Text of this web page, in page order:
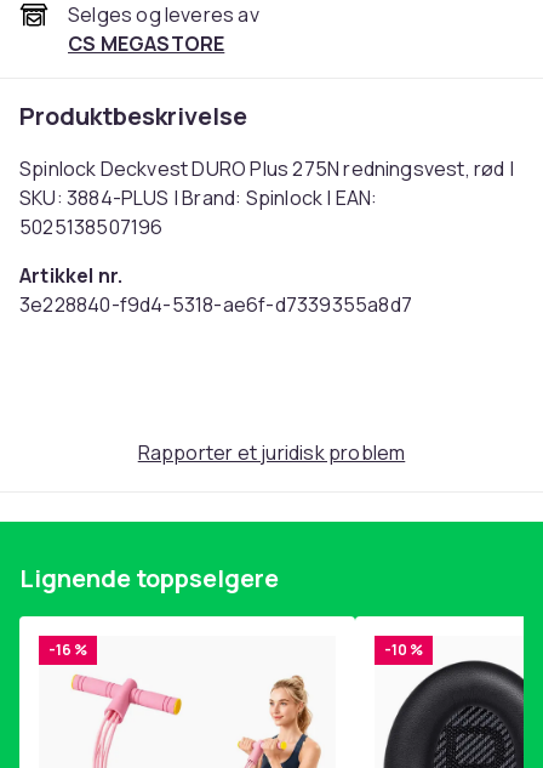
Selges og leveres av
CS MEGASTORE
Produktbeskrivelse
Spinlock Deckvest DURO Plus 275N redningsvest, rød |
SKU: 3884-PLUS | Brand: Spinlock | EAN:
5025138507196
Artikkel nr.
3e228840-f9d4-5318-ae6f-d7339355a8d7
Rapporter et juridisk problem
Lignende toppselgere
-16 % -10 %